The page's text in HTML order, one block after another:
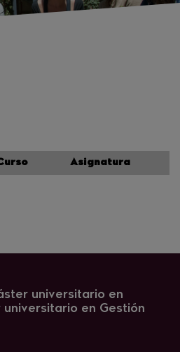
Asignatura
universitario en
en Gestión